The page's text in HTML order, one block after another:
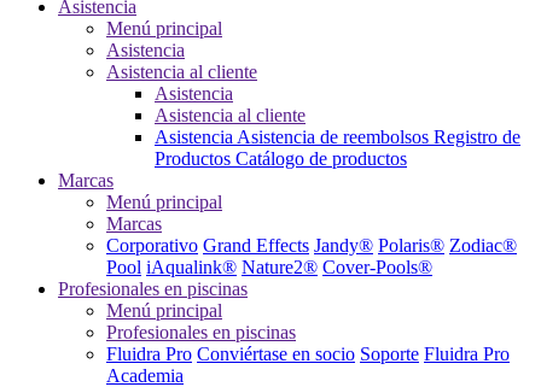
Asistencia
Menú principal
Asistencia
Asistencia al cliente
Asistencia
Asistencia al cliente
Asistencia Asistencia de reembolsos Registro de
Productos Catálogo de productos
Marcas
Menú principal
Marcas
Corporativo Grand Effects Jandy® Polaris® Zodiac®
Pool iAqualink® Nature2® Cover-Pools®
Profesionales en piscinas
Menú principal
Profesionales en piscinas
Fluidra Pro Conviértase en socio Soporte Fluidra Pro
Academia